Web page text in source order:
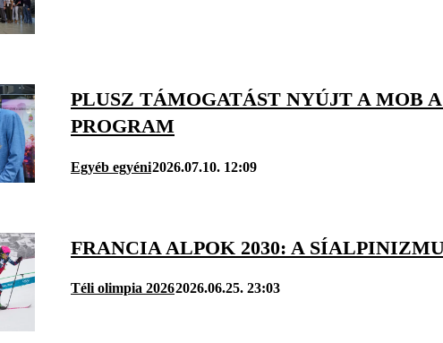
PLUSZ TÁMOGATÁST NYÚJT A MOB
PROGRAM
Egyéb egyéni2026.07.10. 12:09
FRANCIA ALPOK 2030: A
Téli olimpia 20262026.06.25. 23:03